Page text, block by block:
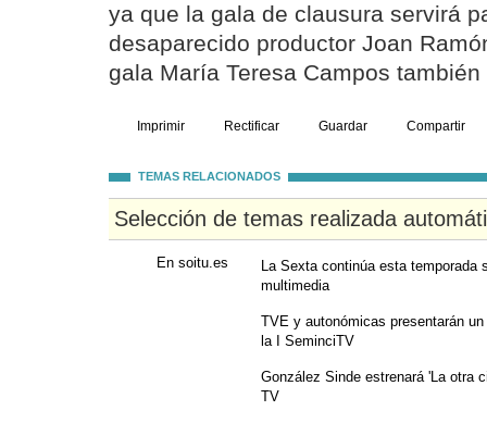
ya que la gala de clausura servirá
desaparecido productor Joan
gala María Teresa Campos
Imprimir Rectificar Guardar Compartir
TEMAS RELACIONADOS
Selección de temas realizada
En soitu.es
La Sexta continúa esta temporada
multimedia
TVE y autonómicas presentarán
la I SeminciTV
González Sinde estrenará 'La otra
TV